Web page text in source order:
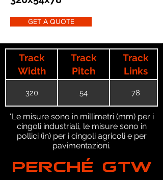
GET A QUOTE
Track
Width
Track
Pitch
Track
Links
320 54 78
*Le misure sono in millimetri (mm) per i
cingoli industriali, le misure sono in
pollici (in) per i cingoli agricoli e per
pavimentazioni.
PERCHÉ GTW